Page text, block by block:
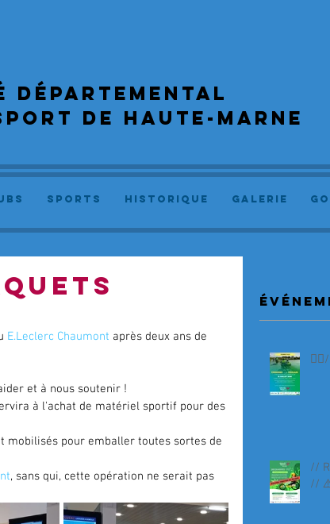
départemental
de haute-marne
SPORTS Historique GALERIE
E.Leclerc Chaumont après deux ans de
et à nous soutenir !
à l'achat de matériel sportif pour des
mobilisés pour emballer toutes sortes de
, sans qui, cette opération ne serait pas
//
//